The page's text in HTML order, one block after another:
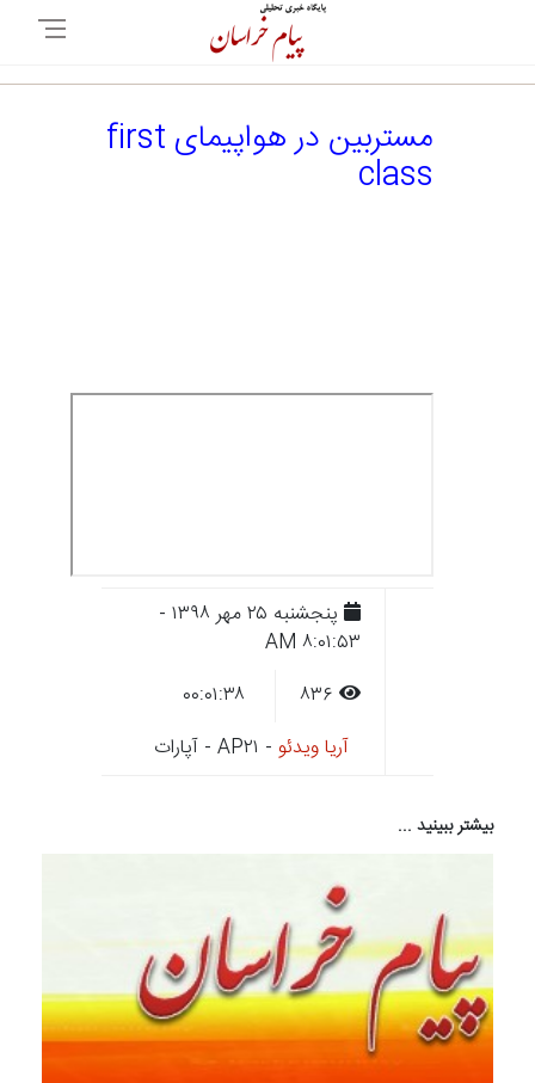
مستربین در هواپیمای first
class
پنجشنبه ۲۵ مهر ۱۳۹۸ -
۸:۰۱:۵۳ AM
آریا ویدئو - AP۲۱ - آپارات
بیشتر ببینید ...